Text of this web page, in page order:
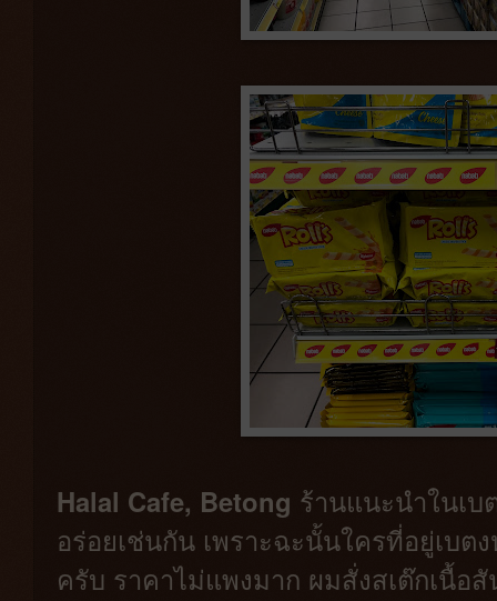
Halal Cafe, Betong ร้านแนะนำในเบ
อร่อยเช่นกัน เพราะฉะนั้นใครที่อยู่เบต
ครับ ราคาไม่แพงมาก ผมสั่งสเต๊กเนื้อ